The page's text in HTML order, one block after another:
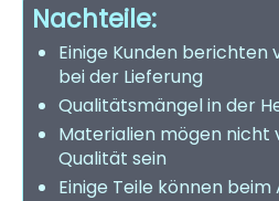
Nachteile:
Einige Kunden berichten
bei der Lieferung
Qualitätsmängel in der
Materialien mögen nicht
Qualität sein
Einige Teile können